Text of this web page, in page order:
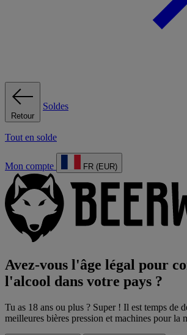
Retour
Soldes
Tout en solde
Mon compte FR (EUR)
Avez-vous l'âge légal pour
l'alcool dans votre pays ?
Tu as 18 ans ou plus ? Super ! Il est temps de
meilleures bières pression et machines pour la